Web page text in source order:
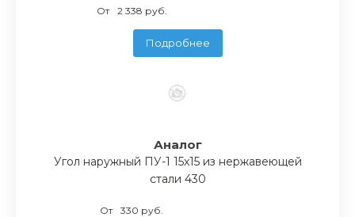
От 2 338 руб.
Подробнее
Аналог
Угол наружный ПУ-1 15х15 из нержавеющей
стали 430
От 330 руб.